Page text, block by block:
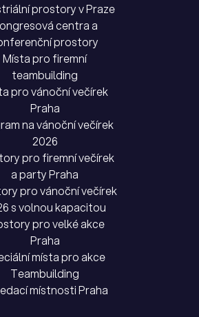
prostory v Praze
centra a
prostory
Místa pro firemní
teambuilding
pro vánoční večírek
Praha
na vánoční večírek
2026
pro firemní večírek
a party Praha
pro vánoční večírek
s volnou kapacitou
pro velké akce
Praha
místa pro akce
Teambuilding
místnosti Praha